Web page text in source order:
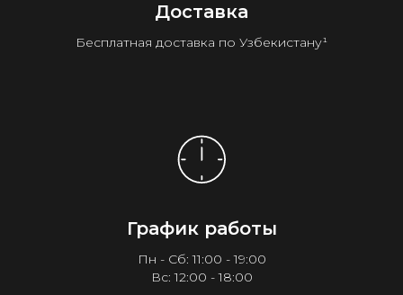
Доставка
Бесплатная доставка по Узбекистану¹
График работы
Пн - Сб: 11:00 - 19:00
Вс: 12:00 - 18:00